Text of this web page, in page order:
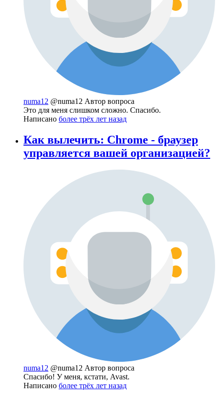
numa12 @numa12 Автор вопроса
Это для меня слишком сложно. Спасибо.
Написано более трёх лет назад
Как вылечить: Chrome - браузер
управляется вашей организацией?
numa12 @numa12 Автор вопроса
Спасибо! У меня, кстати, Avast.
Написано более трёх лет назад